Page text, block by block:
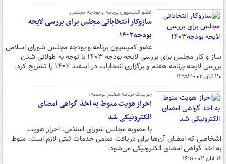
عضو کمیسیون برنامه و بودجه مجلس:
سازوکار انتخاباتی مجلس برای بررسی لایحه
بودجه۱۴۰۳
عضو کمیسیون برنامه و بودجه مجلس شورای اسلامی
ساز و کار مجلس برای بررسی لایحه بودجه ۱۴۰۳ با توجه به طولانی شدن
بررسی لایحه برنامه هفتم و برگزاری انتخابات در اسفند ۱۴۰۲ را تشریح کرد.
۲۰ آبان ۰۲ - ۱۳:۵۳
جزییات برنامه هفتم توسعه؛
احراز هویت منوط به اخذ گواهی امضای
الکترونیکی شد
با مصوبه مجلس شورای اسلامی، احراز هویت
اشخاصی که امضای آن‌ها برای دریافت تمامی خدمات ثبتی لازم است، منوط
به اخذ گواهی امضای الکترونیکی می‌شود.
۱۶ آبان ۰۲ - ۱۶:۱۱